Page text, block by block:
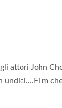
attori John